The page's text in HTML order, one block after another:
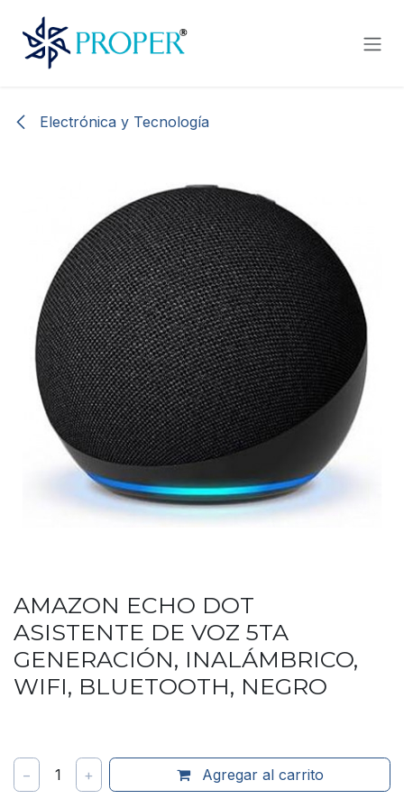
Electrónica y Tecnología
AMAZON ECHO DOT
ASISTENTE DE VOZ 5TA
GENERACIÓN, INALÁMBRICO,
WIFI, BLUETOOTH, NEGRO
− 1 + Agregar al carrito